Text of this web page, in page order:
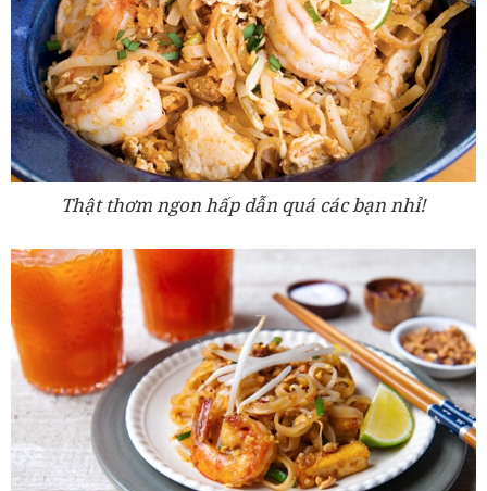
Thật thơm ngon hấp dẫn quá các bạn nhỉ!